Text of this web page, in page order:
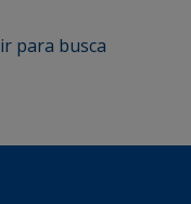
ir para busca